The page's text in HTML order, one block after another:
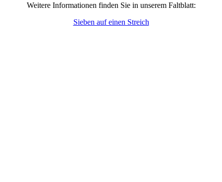
Weitere Informationen finden Sie in unserem Faltblatt:
Sieben auf einen Streich